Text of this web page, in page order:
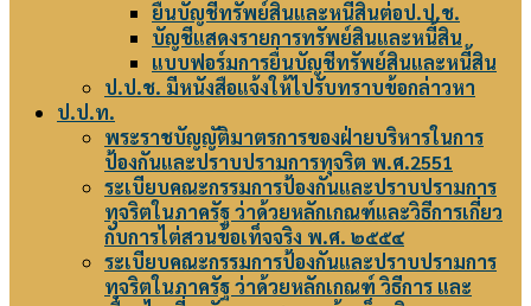
ยื่นบัญชีทรัพย์สินและหนี้สินต่อป.ป.ช.
บัญชีแสดงรายการทรัพย์สินและหนี้สิน
แบบฟอร์มการยื่นบัญชีทรัพย์สินและหนี้สิน
ป.ป.ช. มีหนังสือแจ้งให้ไปรับทราบข้อกล่าวหา
ป.ป.ท.
พระราชบัญญัติมาตรการของฝ่ายบริหารในการ
ป้องกันและปราบปรามการทุจริต พ.ศ.2551
ระเบียบคณะกรรมการป้องกันและปราบปรามการ
ทุจริตในภาครัฐ ว่าด้วยหลักเกณฑ์และวิธีการเกี่ยว
กับการไต่สวนข้อเท็จจริง พ.ศ. ๒๕๕๔
ระเบียบคณะกรรมการป้องกันและปราบปรามการ
ทุจริตในภาครัฐ ว่าด้วยหลักเกณฑ์ วิธีการ และ